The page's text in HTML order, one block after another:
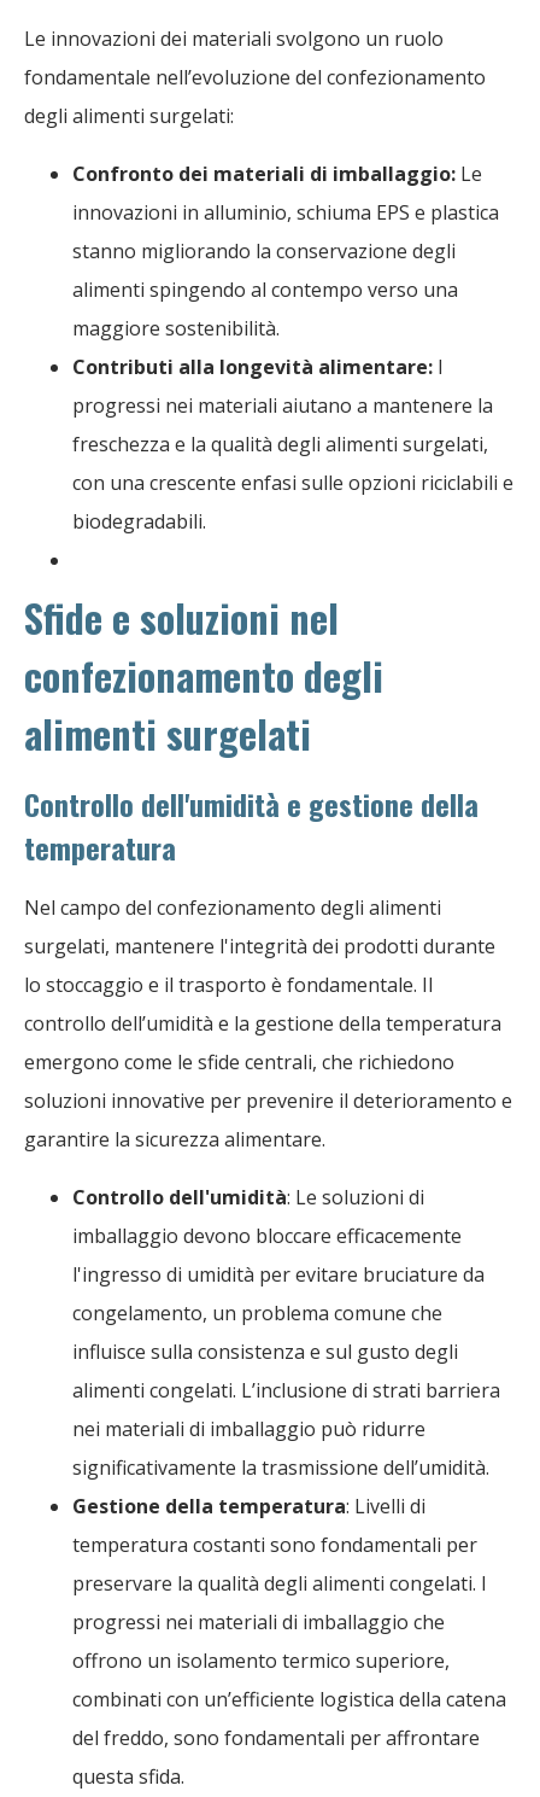
Le innovazioni dei materiali svolgono un ruolo
fondamentale nell’evoluzione del confezionamento
degli alimenti surgelati:
Confronto dei materiali di imballaggio: Le
innovazioni in alluminio, schiuma EPS e plastica
stanno migliorando la conservazione degli
alimenti spingendo al contempo verso una
maggiore sostenibilità.
Contributi alla longevità alimentare: I
progressi nei materiali aiutano a mantenere la
freschezza e la qualità degli alimenti surgelati,
con una crescente enfasi sulle opzioni riciclabili e
biodegradabili.
Sfide e soluzioni nel
confezionamento degli
alimenti surgelati
Controllo dell'umidità e gestione della
temperatura
Nel campo del confezionamento degli alimenti
surgelati, mantenere l'integrità dei prodotti durante
lo stoccaggio e il trasporto è fondamentale. Il
controllo dell’umidità e la gestione della temperatura
emergono come le sfide centrali, che richiedono
soluzioni innovative per prevenire il deterioramento e
garantire la sicurezza alimentare.
Controllo dell'umidità: Le soluzioni di
imballaggio devono bloccare efficacemente
l'ingresso di umidità per evitare bruciature da
congelamento, un problema comune che
influisce sulla consistenza e sul gusto degli
alimenti congelati. L’inclusione di strati barriera
nei materiali di imballaggio può ridurre
significativamente la trasmissione dell’umidità.
Gestione della temperatura: Livelli di
temperatura costanti sono fondamentali per
preservare la qualità degli alimenti congelati. I
progressi nei materiali di imballaggio che
offrono un isolamento termico superiore,
combinati con un’efficiente logistica della catena
del freddo, sono fondamentali per affrontare
questa sfida.